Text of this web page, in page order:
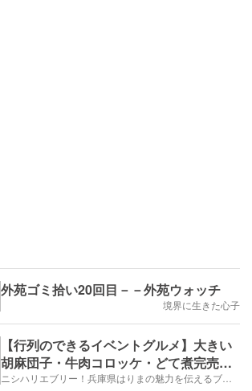
外苑ゴミ拾い20回目－－外苑ウォッチ
境界に生きた心子
【行列のできるイベントグルメ】大きい
胡麻団子・牛肉コロッケ・どて煮完売御
礼！サンダースキッチン